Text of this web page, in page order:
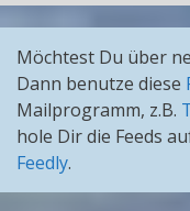
Möchtest Du über
Dann benutze diese
Mailprogramm, z.B.
hole Dir die Feeds
Feedly.